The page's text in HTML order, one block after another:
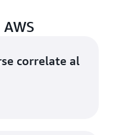
correlate al